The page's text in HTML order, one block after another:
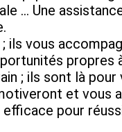
… Une
ils vous
propres
; ils sont là
et vous
efficace pour